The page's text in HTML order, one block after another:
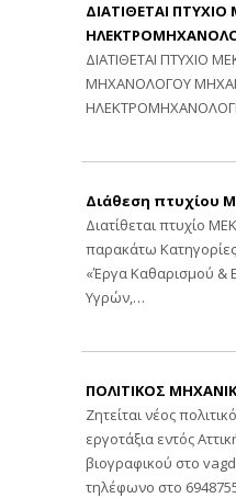
ΔΙΑΤΙΘΕΤΑΙ
ΔΙΑΤΙΘΕΤΑΙ ΠΤΥΧΙΟ
ΜΗΧΑΝΟΛΟΓΟΥ
Διάθεση πτυχίου
Διατίθεται πτυχίο
παρακάτω Κατηγορίες
«Έργα Καθαρισμού &
Υγρών,…
ΠΟΛΙΤΙΚΟΣ
Ζητείται νέος
εργοτάξια εντός
βιογραφικού στο
τηλέφωνο στο